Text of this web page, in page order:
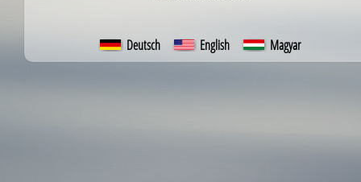
Deutsch English Magyar